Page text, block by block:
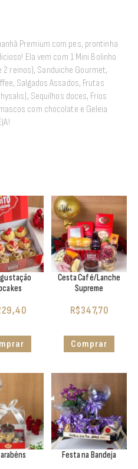
Premium com pes, prontinha
Ela vem com 1 Mini Bolinho
reinos), Sanduiche Gourmet,
Salgados Assados, Frutas
Sequilhos doces, Frios
com chocolate e Geleia
Cesta Café/Lanche
Supreme
R$347,70
Comprar
Festa na Bandeja